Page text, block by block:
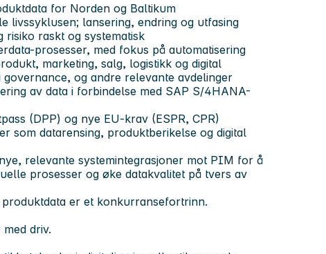
for Norden og Baltikum
livssyklusen; lansering, endring og utfasing
raskt og systematisk
prosesser, med fokus på automatisering
marketing, salg, logistikk og digital
og andre relevante avdelinger
av data i forbindelse med SAP S/4HANA-
(DPP) og nye EU-krav (ESPR, CPR)
som datarensing, produktberikelse og digital
relevante systemintegrasjoner mot PIM for å
prosesser og øke datakvalitet på tvers av
er et konkurransefortrinn.
driv.